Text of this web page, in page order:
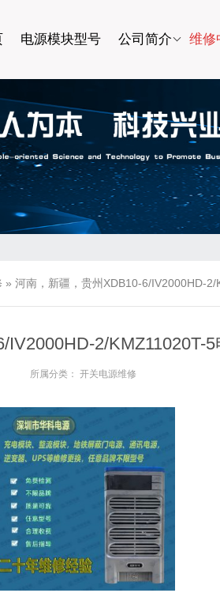
电源模块型号 公司简介 维修
» 河南，新疆，贵州XDB10-6/IV2000HD-
2/KMZ11020T-
所属分类： 开关电源维修